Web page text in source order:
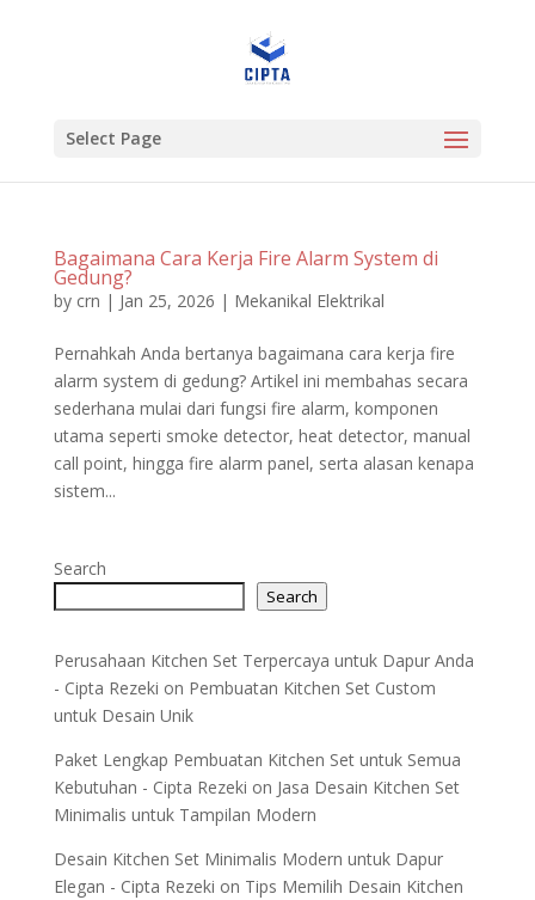
Select Page
Bagaimana Cara Kerja Fire Alarm System di
Gedung?
by crn | Jan 25, 2026 | Mekanikal Elektrikal
Pernahkah Anda bertanya bagaimana cara kerja fire
alarm system di gedung? Artikel ini membahas secara
sederhana mulai dari fungsi fire alarm, komponen
utama seperti smoke detector, heat detector, manual
call point, hingga fire alarm panel, serta alasan kenapa
sistem...
Search
Search
Perusahaan Kitchen Set Terpercaya untuk Dapur Anda
- Cipta Rezeki on Pembuatan Kitchen Set Custom
untuk Desain Unik
Paket Lengkap Pembuatan Kitchen Set untuk Semua
Kebutuhan - Cipta Rezeki on Jasa Desain Kitchen Set
Minimalis untuk Tampilan Modern
Desain Kitchen Set Minimalis Modern untuk Dapur
Elegan - Cipta Rezeki on Tips Memilih Desain Kitchen